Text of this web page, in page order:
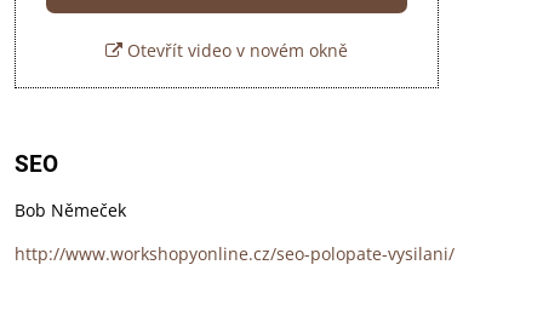
Otevřít video v novém okně
SEO
Bob Němeček
http://www.workshopyonline.cz/seo-polopate-vysilani/